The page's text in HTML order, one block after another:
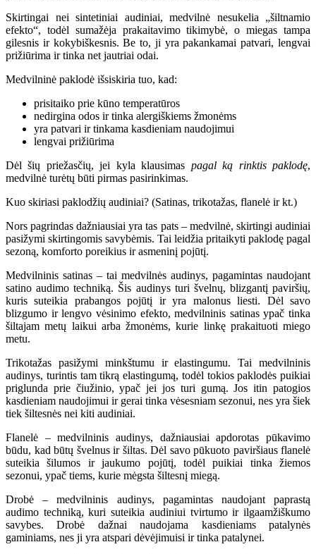
Skirtingai nei sintetiniai audiniai, medvilnė nesukelia „šiltnamio
efekto“, todėl sumažėja prakaitavimo tikimybė, o miegas tampa
gilesnis ir kokybiškesnis. Be to, ji yra pakankamai patvari, lengvai
prižiūrima ir tinka net jautriai odai.
Medvilninė paklodė išsiskiria tuo, kad:
prisitaiko prie kūno temperatūros
nedirgina odos ir tinka alergiškiems žmonėms
yra patvari ir tinkama kasdieniam naudojimui
lengvai prižiūrima
Dėl šių priežasčių, jei kyla klausimas pagal ką rinktis paklodę,
medvilnė turėtų būti pirmas pasirinkimas.
Kuo skiriasi paklodžių audiniai? (Satinas, trikotažas, flanelė ir kt.)
Nors pagrindas dažniausiai yra tas pats – medvilnė, skirtingi audiniai
pasižymi skirtingomis savybėmis. Tai leidžia pritaikyti paklodę pagal
sezoną, komforto poreikius ir asmeninį pojūtį.
Medvilninis satinas – tai medvilnės audinys, pagamintas naudojant
satino audimo techniką. Šis audinys turi švelnų, blizgantį paviršių,
kuris suteikia prabangos pojūtį ir yra malonus liesti. Dėl savo
blizgumo ir lengvo vėsinimo efekto, medvilninis satinas ypač tinka
šiltajam metų laikui arba žmonėms, kurie linkę prakaituoti miego
metu.
Trikotažas pasižymi minkštumu ir elastingumu. Tai medvilninis
audinys, turintis tam tikrą elastingumą, todėl tokios paklodės puikiai
priglunda prie čiužinio, ypač jei jos turi gumą. Jos itin patogios
kasdieniam naudojimui ir gerai tinka vėsesniam sezonui, nes yra šiek
tiek šiltesnės nei kiti audiniai.
Flanelė – medvilninis audinys, dažniausiai apdorotas pūkavimo
būdu, kad būtų švelnus ir šiltas. Dėl savo pūkuoto paviršiaus flanelė
suteikia šilumos ir jaukumo pojūtį, todėl puikiai tinka žiemos
sezonui, ypač tiems, kurie mėgsta šiltesnį miegą.
Drobė – medvilninis audinys, pagamintas naudojant paprastą
audimo techniką, kuri suteikia audiniui tvirtumo ir ilgaamžiškumo
savybes. Drobė dažnai naudojama kasdieniams patalynės
gaminiams, nes ji yra atspari dėvėjimuisi ir tinka patalynei.